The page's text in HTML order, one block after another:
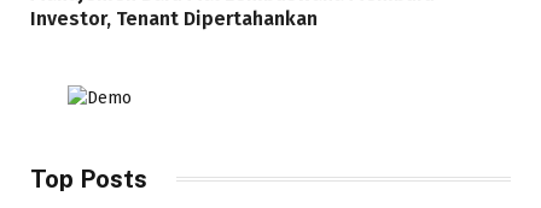
Investor, Tenant Dipertahankan
Top Posts